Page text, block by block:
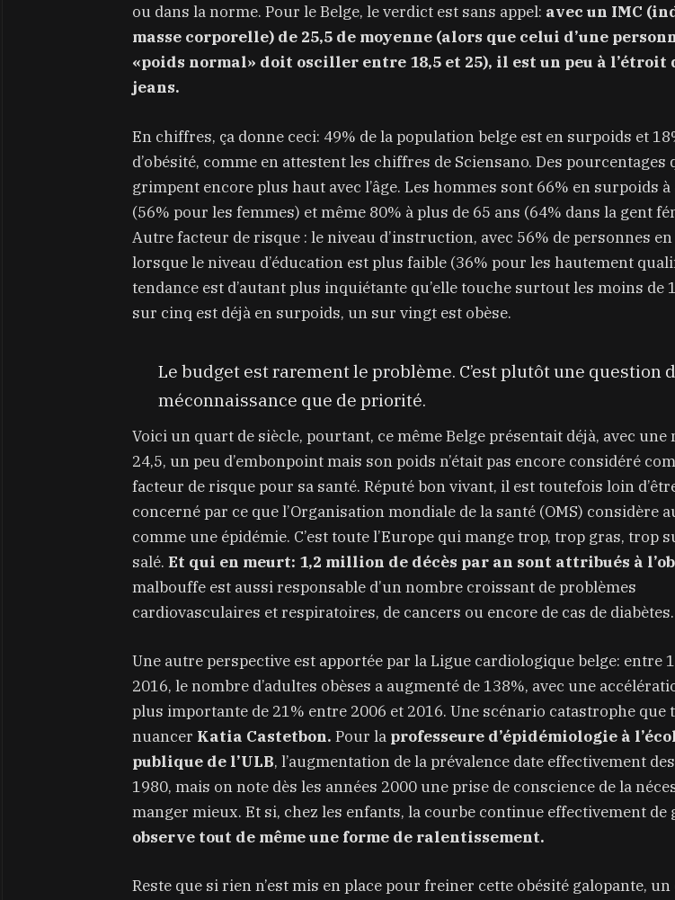
ou dans la norme. Pour le Belge, le verdict est sans appel: avec un IMC
masse corporelle) de 25,5 de moyenne (alors que celui d’une
«poids normal» doit osciller entre 18,5 et 25), il est un peu à l’étroit
jeans.
En chiffres, ça donne ceci: 49% de la population belge est en surpoids et
d’obésité, comme en attestent les chiffres de Sciensano. Des pourcentages
grimpent encore plus haut avec l’âge. Les hommes sont 66% en surpoids à
(56% pour les femmes) et même 80% à plus de 65 ans (64% dans la gent
Autre facteur de risque : le niveau d’instruction, avec 56% de personnes
lorsque le niveau d’éducation est plus faible (36% pour les hautement
tendance est d’autant plus inquiétante qu’elle touche surtout les moins de
sur cinq est déjà en surpoids, un sur vingt est obèse.
Le budget est rarement le problème. C’est plutôt une question
méconnaissance que de priorité.
Voici un quart de siècle, pourtant, ce même Belge présentait déjà, avec une
24,5, un peu d’embonpoint mais son poids n’était pas encore considéré
facteur de risque pour sa santé. Réputé bon vivant, il est toutefois loin
concerné par ce que l’Organisation mondiale de la santé (OMS) considère
comme une épidémie. C’est toute l’Europe qui mange trop, trop gras, trop
salé. Et qui en meurt: 1,2 million de décès par an sont attribués à
malbouffe est aussi responsable d’un nombre croissant de problèmes
cardiovasculaires et respiratoires, de cancers ou encore de cas de diabètes.
Une autre perspective est apportée par la Ligue cardiologique belge: entre
2016, le nombre d’adultes obèses a augmenté de 138%, avec une
plus importante de 21% entre 2006 et 2016. Une scénario catastrophe que
nuancer Katia Castetbon. Pour la professeure d’épidémiologie à
publique de l’ULB, l’augmentation de la prévalence date effectivement
1980, mais on note dès les années 2000 une prise de conscience de la
manger mieux. Et si, chez les enfants, la courbe continue effectivement de
observe tout de même une forme de ralentissement.
Reste que si rien n’est mis en place pour freiner cette obésité galopante,